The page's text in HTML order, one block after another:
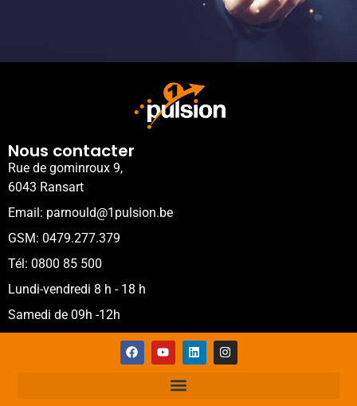
Nous contacter
Rue de gominroux 9,
6043 Ransart
Email: parnould@1pulsion.be
GSM: 0479.277.379
Tél: 0800 85 500
Lundi-vendredi 8 h - 18 h
Samedi de 09h -12h